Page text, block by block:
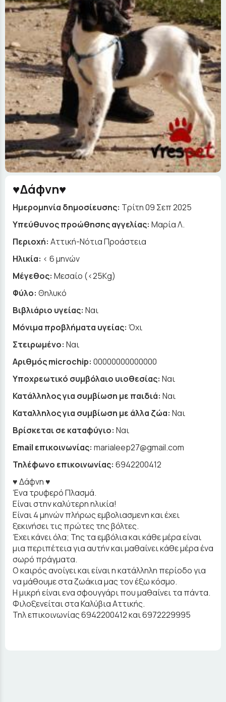
♥️Δάφνη♥️
Ημερομηνία δημοσίευσης: Τρίτη 09 Σεπ 2025
Yπεύθυνος προώθησης αγγελίας: Μαρία Λ.
Περιοχή: Αττική-Νότια Προάστεια
Ηλικία: < 6 μηνών
Μέγεθος: Μεσαίο (<25Kg)
Φύλο: Θηλυκό
Βιβλιάριο υγείας: Ναι
Μόνιμα προβλήματα υγείας: Όχι
Στειρωμένο: Ναι
Αριθμός microchip: 00000000000000
Υποχρεωτικό συμβόλαιο υιοθεσίας: Ναι
Κατάλληλος για συμβίωση με παιδιά: Ναι
Καταλληλος για συμβίωση με άλλα ζώα: Ναι
Βρίσκεται σε καταφύγιο: Ναι
Email επικοινωνίας: marialeep27@gmail.com
Τηλέφωνο επικοινωνίας: 6942200412
♥️ Δάφνη ♥️
Ένα τρυφερό Πλασμά.
Είναι στην καλύτερη ηλικία!
Είναι 4 μηνών πλήρως εμβολιασμενη και έχει
ξεκινήσει τις πρώτες της βόλτες.
Έχει κάνει όλα; Της τα εμβόλια και κάθε μέρα είναι
μια περιπέτεια για αυτήν και μαθαίνει κάθε μέρα ένα
σωρό πράγματα.
Ο καιρός ανοίγει και είναι η κατάλληλη περίοδο για
να μάθουμε στα ζωάκια μας τον έξω κόσμο.
Η μικρή είναι ενα σφουγγάρι που μαθαίνει τα πάντα.
Φιλοξενείται στα Καλύβια Αττικής.
Τηλ επικοινωνίας 6942200412 και 6972229995